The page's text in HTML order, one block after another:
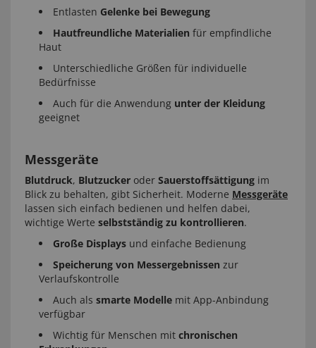
Entlasten Gelenke bei Bewegung
Hautfreundliche Materialien für empfindliche
Haut
Unterschiedliche Größen für individuelle
Bedürfnisse
Auch für die Anwendung unter der Kleidung
geeignet
Messgeräte
Blutdruck, Blutzucker oder Sauerstoffsättigung im
Blick zu behalten, gibt Sicherheit. Moderne Messgeräte
lassen sich einfach bedienen und helfen dabei,
wichtige Werte selbstständig zu kontrollieren.
Große Displays und einfache Bedienung
Speicherung von Messergebnissen zur
Verlaufskontrolle
Auch als smarte Modelle mit App-Anbindung
verfügbar
Wichtig für Menschen mit chronischen